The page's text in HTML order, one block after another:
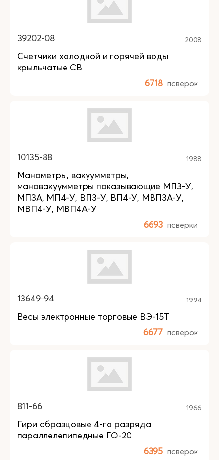
39202-08 2008
Счетчики холодной и горячей воды
крыльчатые СВ
6718 поверок
10135-88 1988
Манометры, вакуумметры,
мановакуумметры показывающие МП3-У,
МП3А, МП4-У, ВП3-У, ВП4-У, МВП3А-У,
МВП4-У, МВП4А-У
6693 поверки
13649-94 1994
Весы электронные торговые ВЭ-15Т
6677 поверок
811-66 1966
Гири образцовые 4-го разряда
параллелепипедные ГО-20
6395 поверок